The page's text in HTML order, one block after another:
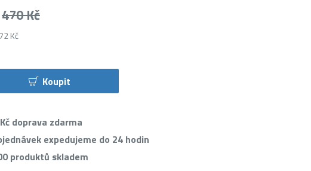
470 Kč
Kč
Koupit
doprava zdarma
expedujeme do 24 hodin
produktů skladem